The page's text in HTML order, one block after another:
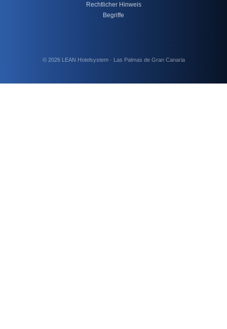
Rechtlicher Hinweis
Begriffe
© 2026 LEAN Hotelsystem · Las Palmas de Gran Canaria